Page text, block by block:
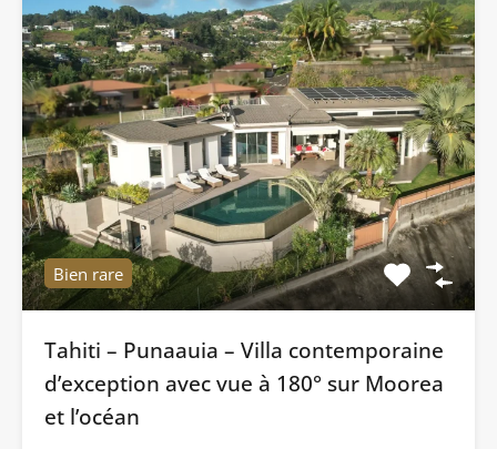
Bien rare
Tahiti – Punaauia – Villa contemporaine
d’exception avec vue à 180° sur Moorea
et l’océan